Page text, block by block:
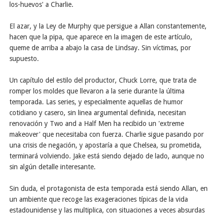
los-huevos' a Charlie.
El azar, y la Ley de Murphy que persigue a Allan constantemente,
hacen que la pipa, que aparece en la imagen de este artículo,
queme de arriba a abajo la casa de Lindsay. Sin víctimas, por
supuesto.
Un capítulo del estilo del productor, Chuck Lorre, que trata de
romper los moldes que llevaron a la serie durante la última
temporada. Las series, y especialmente aquellas de humor
cotidiano y casero, sin linea argumental definida, necesitan
renovación y Two and a Half Men ha recibido un 'extreme
makeover' que necesitaba con fuerza. Charlie sigue pasando por
una crisis de negación, y apostaría a que Chelsea, su prometida,
terminará volviendo. Jake está siendo dejado de lado, aunque no
sin algún detalle interesante.
Sin duda, el protagonista de esta temporada está siendo Allan, en
un ambiente que recoge las exageraciones típicas de la vida
estadounidense y las multiplica, con situaciones a veces absurdas